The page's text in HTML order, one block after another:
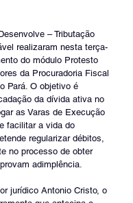
– Tributação
realizaram nesta terça-
do módulo Protesto
da Procuradoria Fiscal
Pará. O objetivo é
da dívida ativa no
as Varas de Execução
facilitar a vida do
regularizar débitos,
no processo de obter
adimplência.
jurídico Antonio Cristo, o